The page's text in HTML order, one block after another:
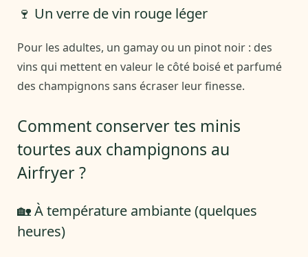
🍷 Un verre de vin rouge léger
Pour les adultes, un gamay ou un pinot noir : des
vins qui mettent en valeur le côté boisé et parfumé
des champignons sans écraser leur finesse.
Comment conserver tes minis
tourtes aux champignons au
Airfryer ?
🏡 À température ambiante (quelques
heures)